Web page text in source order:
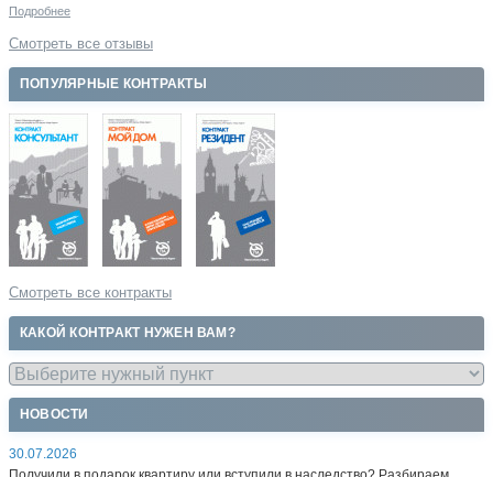
Подробнее
Смотреть все отзывы
ПОПУЛЯРНЫЕ КОНТРАКТЫ
Смотреть все контракты
КАКОЙ КОНТРАКТ НУЖЕН ВАМ?
НОВОСТИ
30.07.2026